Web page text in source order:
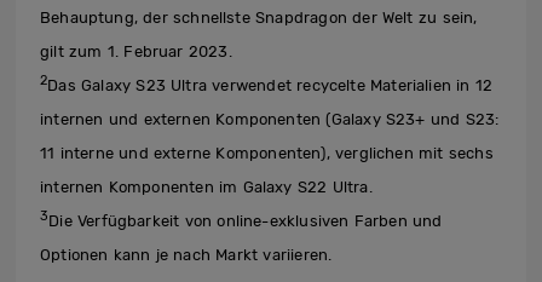
Behauptung, der schnellste Snapdragon der Welt zu sein,
gilt zum 1. Februar 2023.
2Das Galaxy S23 Ultra verwendet recycelte Materialien in 12
internen und externen Komponenten (Galaxy S23+ und S23:
11 interne und externe Komponenten), verglichen mit sechs
internen Komponenten im Galaxy S22 Ultra.
3Die Verfügbarkeit von online-exklusiven Farben und
Optionen kann je nach Markt variieren.